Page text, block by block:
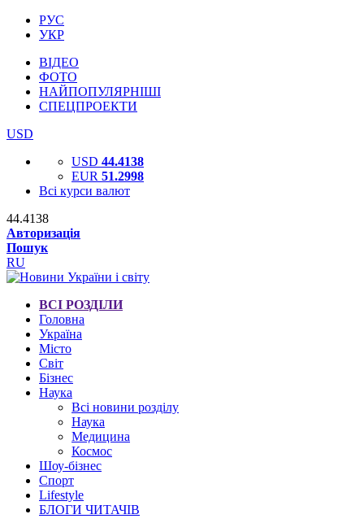
РУС
УКР
ВІДЕО
ФОТО
НАЙПОПУЛЯРНІШІ
СПЕЦПРОЕКТИ
USD
USD 44.4138
EUR 51.2998
Всі курси валют
44.4138
Авторизація
Пошук
RU
ВСІ РОЗДІЛИ
Головна
Україна
Місто
Світ
Бізнес
Наука
Всі новини розділу
Наука
Медицина
Космос
Шоу-бізнес
Спорт
Lifestyle
БЛОГИ ЧИТАЧІВ